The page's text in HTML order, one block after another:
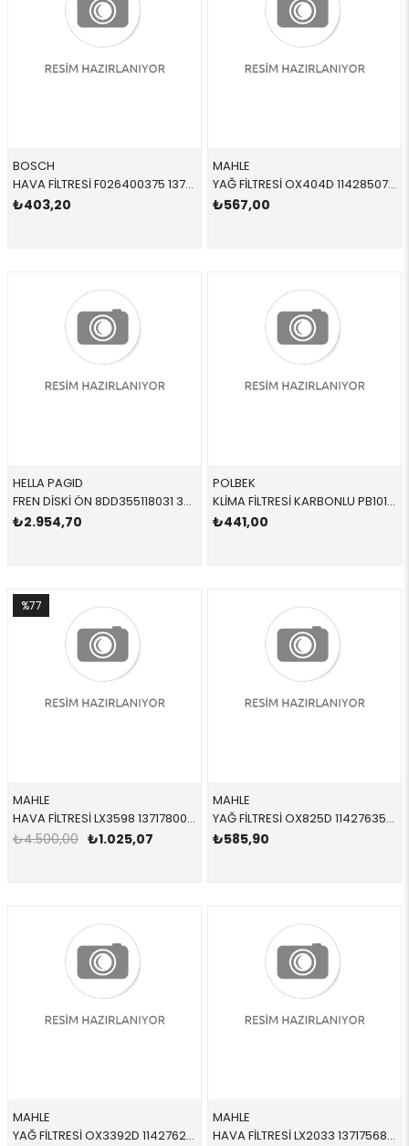
BOSCH
HAVA FİLTRESİ F026400375 13718507320 13718507320 F20,F21,F22,F23,F30,F31,F32,F33,F34,F36 N20,N26 2012-2019
₺403,20
MAHLE
YAĞ FİLTRESİ OX404D 11428507683 11428507683 E60 E61 E63 E64 E65 E66 E70 E71 E81 E82 E83 E84 E8 N47N 2010-2017
₺567,00
HELLA PAGID
FREN DİSKİ ÖN 8DD355118031 34116792215 34116792215 F20,F21,F22,F23 1.4,1.6,1.8 ÖN 2011-
₺2.954,70
POLBEK
KLİMA FİLTRESİ KARBONLU PB1012 64319313519 64319313519 E81,E82,E84,E87,E88,E90,E91,E92,E93 2005-2013
₺441,00
MAHLE
HAVA FİLTRESİ LX3598 13717800151 13717800151 F01,F02,F07,F10,F11 N57,N47S1 2010-2016
₺1.025,07
₺4.500,00
%77
MAHLE
YAĞ FİLTRESİ OX825D 11427635557 11427635557 F20 F21 F30 F31 N13 2012-2018
₺585,90
MAHLE
YAĞ FİLTRESİ OX3392D 11427622446 11427622446 R55 R56 R57 R58 R59 R60 R61 FREELANDER 2 1.6 TD4 2006-2011
MAHLE
HAVA FİLTRESİ LX2033 13717568728 13717568728 R56,R57,R58,R59,R60,R61,S N14,N18 2008-2014